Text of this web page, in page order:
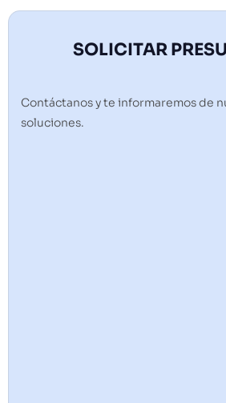
SOLICITAR
Contáctanos y te informaremos de
soluciones.